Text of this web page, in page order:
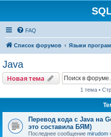
FAQ
Список форумов Языки
Java
Новая тема
1 тема •
Перевод кода с Java на
это составила БЯМ)
Последнее сообщение mirudom